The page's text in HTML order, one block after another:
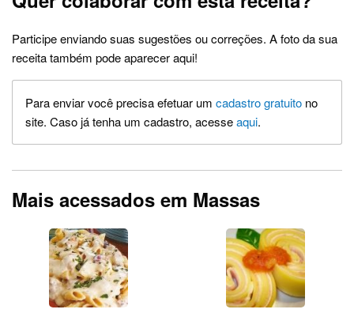
Participe enviando suas sugestões ou correções. A foto da sua
receita também pode aparecer aqui!
Para enviar você precisa efetuar um cadastro gratuito no
site. Caso já tenha um cadastro, acesseaqui.
Mais acessados em Massas